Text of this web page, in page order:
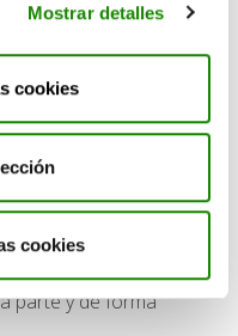
Mostrar detalles
cookies
cookies
puede potenciar el
las relaciones sean
(de competitividad),
la propia organización,
bienestar social
de logros…). En
papel esencial, ya que a
parte y de forma